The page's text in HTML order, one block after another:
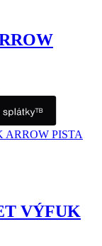
stránke
VÝFUK